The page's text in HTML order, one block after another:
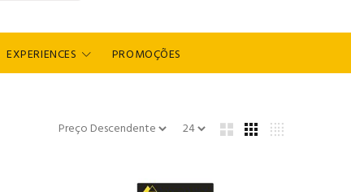
EXPERIENCES PROMOÇÕES